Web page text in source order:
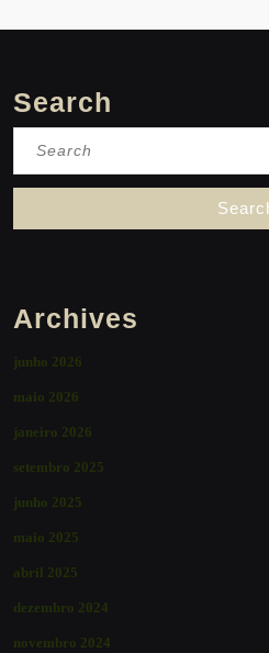
Search
Archives
junho 2026
maio 2026
janeiro 2026
setembro 2025
junho 2025
maio 2025
abril 2025
dezembro 2024
novembro 2024